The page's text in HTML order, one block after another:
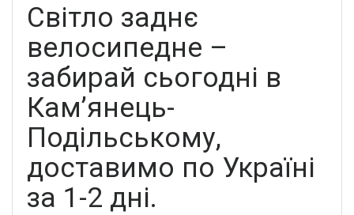
Світло заднє
велосипедне –
забирай сьогодні в
Кам’янець-
Подільському,
доставимо по Україні
за 1-2 дні.